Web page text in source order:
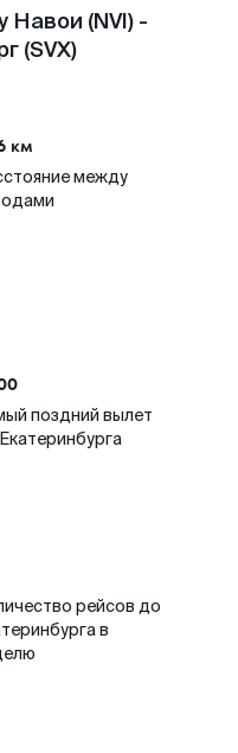
Навои (NVI) -
(SVX)
км
между
поздний вылет
рейсов до
в